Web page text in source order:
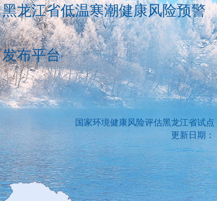
黑龙江省低温寒潮健康风险预警
发布平台
国家环境健康风险评估黑龙江省试点
更新日期：